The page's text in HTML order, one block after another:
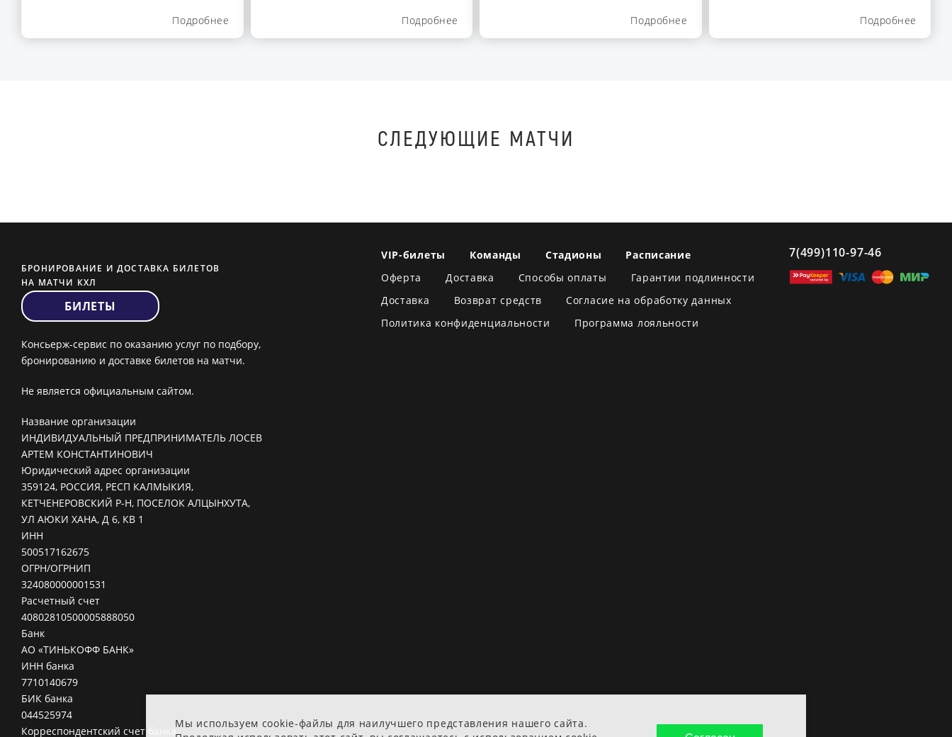
Мы используем cookie-файлы для наилучшего представления нашего сайта.
Подробнее Подробнее Подробнее Подробнее
СЛЕДУЮЩИЕ МАТЧИ
БРОНИРОВАНИЕ И ДОСТАВКА БИЛЕТОВ
НА МАТЧИ КХЛ
БИЛЕТЫ
Консьерж-сервис по оказанию услуг по подбору,
бронированию и доставке билетов на матчи.
Не является официальным сайтом.
Название организации
ИНДИВИДУАЛЬНЫЙ ПРЕДПРИНИМАТЕЛЬ ЛОСЕВ
АРТЕМ КОНСТАНТИНОВИЧ
Юридический адрес организации
359124, РОССИЯ, РЕСП КАЛМЫКИЯ,
КЕТЧЕНЕРОВСКИЙ Р-Н, ПОСЕЛОК АЛЦЫНХУТА,
УЛ АЮКИ ХАНА, Д 6, КВ 1
ИНН
500517162675
ОГРН/ОГРНИП
324080000001531
Расчетный счет
40802810500005888050
Банк
АО «ТИНЬКОФФ БАНК»
ИНН банка
7710140679
БИК банка
044525974
Корреспондентский счет банка
VIP-билеты Команды Стадионы
Расписание
Оферта
Доставка Способы оплаты
Гарантии подлинности
Доставка
Возврат средств
Согласие на обработку данных
Политика конфиденциальности
Программа лояльности
7(499)110-97-46